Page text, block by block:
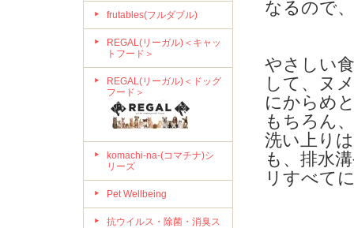
frutables(フルダブル)
REGAL(リーガル)＜キャッ
トフード＞
REGAL(リーガル)＜ドッグ
フード＞
komachi-na-(コマチナ)シ
リーズ
Pet Wellbeing
抗ウイルス・除菌・消臭ス
なるので
やさしい
して、ヌ
にからめ
もちろん
洗い上り
も、排水
リすべて